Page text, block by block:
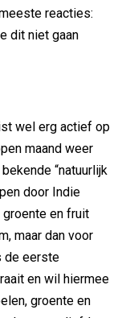
reacties:
dit niet gaan
wel erg actief op
maand weer
“natuurlijk
door Indie
groente en fruit
maar dan voor
de eerste
en wil hiermee
groente en